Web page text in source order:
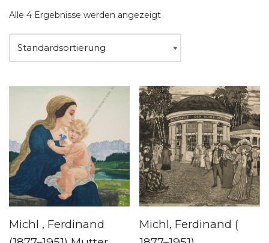
Alle 4 Ergebnisse werden angezeigt
Michl , Ferdinand
Michl, Ferdinand (